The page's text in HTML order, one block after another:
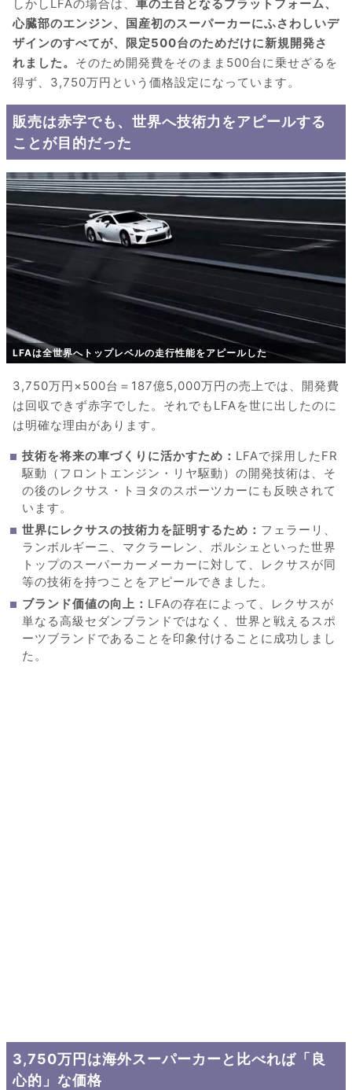
しかしLFAの場合は、 車の土台となるプラットフォーム、
心臓部のエンジン、国産初のスーパーカーにふさわしいデ
ザインのすべてが、限定500台のためだけに新規開発さ
れました。 そのため開発費をそのまま500台に乗せざるを
得ず、3,750万円という価格設定になっています。
販売は赤字でも、世界へ技術力をアピールする
ことが目的だった
LFAは全世界へトップレベルの走行性能をアピールした
3,750万円×500台＝187億5,000万円の売上では、開発費
は回収できず赤字でした。それでもLFAを世に出したのに
は明確な理由があります。
技術を将来の車づくりに活かすため： LFAで採用したFR
駆動（フロントエンジン・リヤ駆動）の開発技術は、そ
の後のレクサス・トヨタのスポーツカーにも反映されて
います。
世界にレクサスの技術力を証明するため： フェラーリ、
ランボルギーニ、マクラーレン、ポルシェといった世界
トップのスーパーカーメーカーに対して、レクサスが同
等の技術を持つことをアピールできました。
ブランド価値の向上： LFAの存在によって、レクサスが
単なる高級セダンブランドではなく、世界と戦えるスポ
ーツブランドであることを印象付けることに成功しまし
た。
3,750万円は海外スーパーカーと比べれば「良
心的」な価格